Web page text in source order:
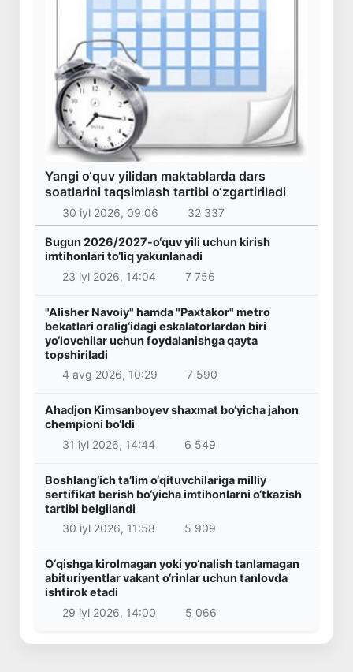
Yangi o‘quv yilidan maktablarda dars
soatlarini taqsimlash tartibi o‘zgartiriladi
30 iyl 2026, 09:06 32 337
Bugun 2026/2027-o‘quv yili uchun kirish
imtihonlari to‘liq yakunlanadi
23 iyl 2026, 14:04
7 756
"Alisher Navoiy" hamda "Paxtakor" metro
bekatlari oralig‘idagi eskalatorlardan biri
yo‘lovchilar uchun foydalanishga qayta
topshiriladi
4 avg 2026, 10:29
7 590
Ahadjon Kimsanboyev shaxmat bo‘yicha jahon
chempioni bo‘ldi
31 iyl 2026, 14:44
6 549
Boshlang‘ich ta’lim o‘qituvchilariga milliy
sertifikat berish bo‘yicha imtihonlarni o‘tkazish
tartibi belgilandi
30 iyl 2026, 11:58
5 909
O‘qishga kirolmagan yoki yo‘nalish tanlamagan
abituriyentlar vakant o‘rinlar uchun tanlovda
ishtirok etadi
29 iyl 2026, 14:00
5 066